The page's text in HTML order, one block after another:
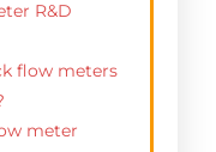
R&D
flow meters
meter